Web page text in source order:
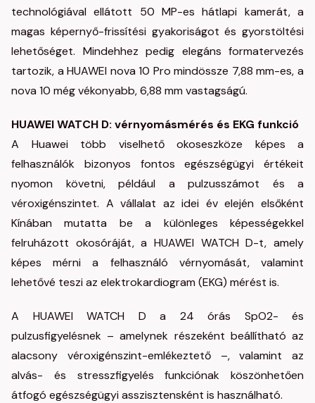
technológiával ellátott 50 MP-es hátlapi kamerát, a
magas képernyő-frissítési gyakoriságot és gyorstöltési
lehetőséget. Mindehhez pedig elegáns formatervezés
tartozik, a HUAWEI nova 10 Pro mindössze 7,88 mm-es, a
nova 10 még vékonyabb, 6,88 mm vastagságú.
HUAWEI WATCH D: vérnyomásmérés és EKG funkció
A Huawei több viselhető okoseszköze képes a
felhasználók bizonyos fontos egészségügyi értékeit
nyomon követni, például a pulzusszámot és a
véroxigénszintet. A vállalat az idei év elején elsőként
Kínában mutatta be a különleges képességekkel
felruházott okosóráját, a HUAWEI WATCH D-t, amely
képes mérni a felhasználó vérnyomását, valamint
lehetővé teszi az elektrokardiogram (EKG) mérést is.
A HUAWEI WATCH D a 24 órás SpO2- és
pulzusfigyelésnek – amelynek részeként beállítható az
alacsony véroxigénszint-emlékeztető –, valamint az
alvás- és stresszfigyelés funkciónak köszönhetően
átfogó egészségügyi asszisztensként is használható.